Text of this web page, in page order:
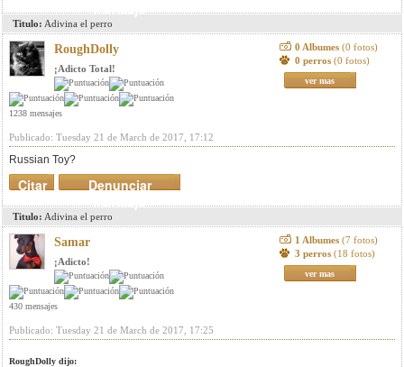
mensaje
Titulo: Adivina el perro
RoughDolly
¡Adicto Total!
1238 mensajes
0 Albumes (0 fotos)
0 perros (0 fotos)
ver mas
Publicado: Tuesday 21 de March de 2017, 17:12
Russian Toy?
Denunciar
mensaje
Citar
Titulo: Adivina el perro
Samar
¡Adicto!
430 mensajes
1 Albumes (7 fotos)
3 perros (18 fotos)
ver mas
Publicado: Tuesday 21 de March de 2017, 17:25
RoughDolly dijo: